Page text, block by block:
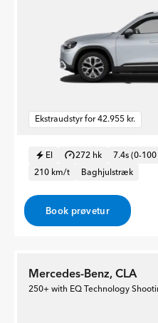
Ekstraudstyr for 42.955 kr.
El 272 hk
7.4s (0-
210 km/t
Baghjulstræk
Book prøvetur
Mercedes-Benz, CLA
250+ with EQ Technology